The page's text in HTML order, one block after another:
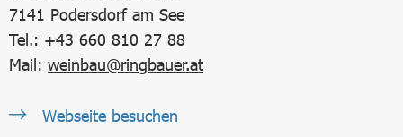
7141 Podersdorf am See
Tel.: +43 660 810 27 88
Mail: weinbau@ringbauer.at
Webseite besuchen